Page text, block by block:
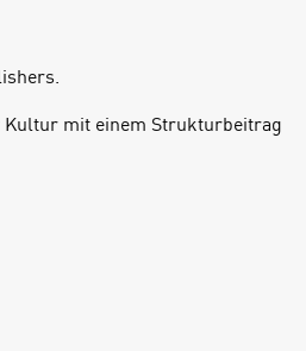
mit einem Strukturbeitrag